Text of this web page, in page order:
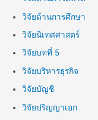
วิจัยด้านการศึกษา
วิจัยนิเทศศาสตร์
วิจัยบทที่ 5
วิจัยบริหารธุรกิจ
วิจัยบัญชี
วิจัยปริญญาเอก